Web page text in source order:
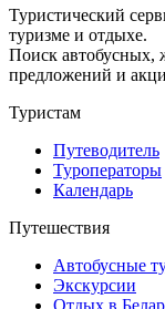
Туристический
туризме и отдыхе.
Поиск автобусных,
предложений и
Туристам
Путеводитель
Туроператоры
Календарь
Путешествия
Автобусные
Экскурсии
Отдых в